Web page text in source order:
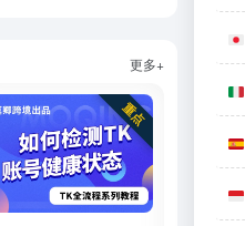
更多+